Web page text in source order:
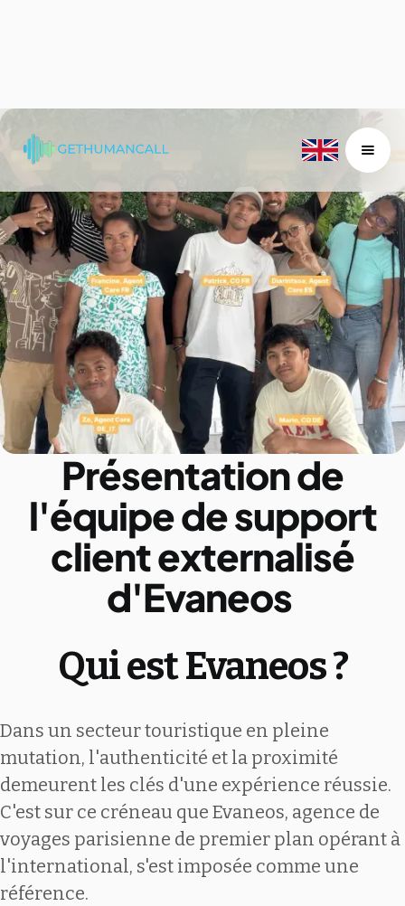
Présentation de
l'équipe de support
client externalisé
d'Evaneos
Qui est Evaneos ?
Dans un secteur touristique en pleine
mutation, l'authenticité et la proximité
demeurent les clés d'une expérience réussie.
C'est sur ce créneau que Evaneos, agence de
voyages parisienne de premier plan opérant à
l'international, s'est imposée comme une
référence.